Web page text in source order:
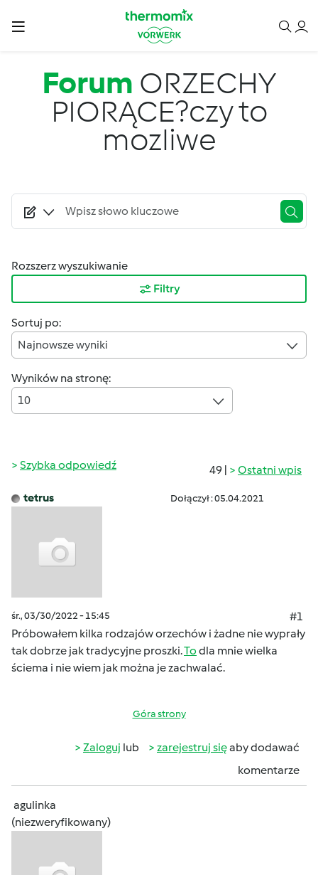
Forum ORZECHY
PIORĄCE?czy to
mozliwe
Rozszerz wyszukiwanie
Filtry
Sortuj po:
Najnowsze wyniki
Wyników na stronę:
10
49 | Ostatni wpis
Szybka odpowiedź
tetrus Dołączył : 05.04.2021
śr., 03/30/2022 - 15:45
#1
Próbowałem kilka rodzajów orzechów i żadne nie wyprały
tak dobrze jak tradycyjne proszki.To dla mnie wielka
ściema i nie wiem jak można je zachwalać.
Góra strony
Zaloguj lub zarejestruj sięaby dodawać
komentarze
agulinka
(niezweryfikowany)